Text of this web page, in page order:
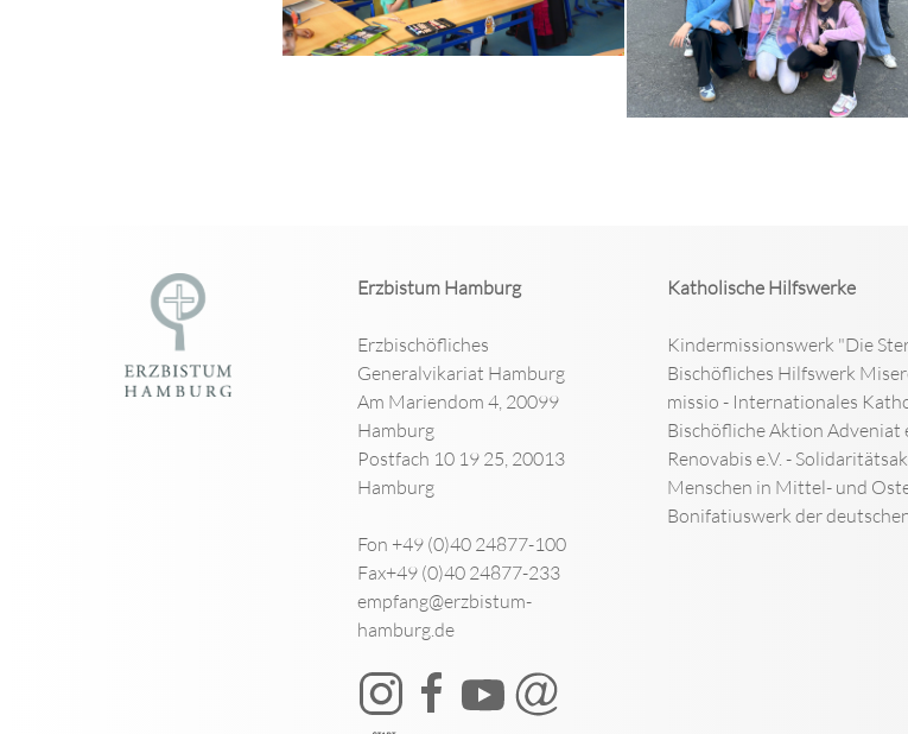
Erzbistum Hamburg
Erzbischöfliches
Generalvikariat Hamburg
Am Mariendom 4, 20099
Hamburg
Postfach 10 19 25, 20013
Hamburg
Fon +49 (0)40 24877-100
Fax+49 (0)40 24877-233
empfang@erzbistum-
hamburg.de
Katholische Hilfswerke
Kindermissionswerk "Die
Bischöfliches Hilfswerk
missio - Internationales
Bischöfliche Aktion Adveniat
Renovabis e.V. -
Menschen in Mittel- und
Bonifatiuswerk der